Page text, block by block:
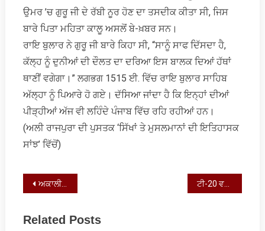
ਉਮਰ ’ਚ ਗੁਰੂ ਜੀ ਦੇ ਰੱਬੀ ਨੂਰ ਹੋਣ ਦਾ ਤਸਦੀਕ ਕੀਤਾ ਸੀ, ਜਿਸ
ਬਾਰੇ ਪਿਤਾ ਮਹਿਤਾ ਕਾਲੂ ਅਸਲੋਂ ਬੇ-ਖ਼ਬਰ ਸਨ।
ਰਾਇ ਬੁਲਾਰ ਨੇ ਗੁਰੂ ਜੀ ਬਾਰੇ ਕਿਹਾ ਸੀ, “ਸਾਨੂੰ ਸਾਫ ਦਿੱਸਦਾ ਹੈ,
ਕੱਲ੍ਹ ਨੂੰ ਦੁਨੀਆਂ ਦੀ ਦੌਲਤ ਦਾ ਦਰਿਆ ਇਸ ਬਾਲਕ ਦਿਆਂ ਹੱਥਾਂ
ਥਾਣੀਂ ਵਗੇਗਾ।” ਲਗਭਗ 1515 ਈ. ਵਿੱਚ ਰਾਇ ਬੁਲਾਰ ਸਾਹਿਬ
ਅੱਲ੍ਹਾ ਨੂੰ ਪਿਆਰੇ ਹੋ ਗਏ। ਦੱਸਿਆ ਜਾਂਦਾ ਹੈ ਕਿ ਇਨ੍ਹਾਂ ਦੀਆਂ
ਪੀੜ੍ਹੀਆਂ ਅੱਜ ਵੀ ਲਹਿੰਦੇ ਪੰਜਾਬ ਵਿੱਚ ਰਹਿ ਰਹੀਆਂ ਹਨ।
(ਅਲੀ ਰਾਜਪੁਰਾ ਦੀ ਪੁਸਤਕ ‘ਸਿੱਖਾਂ ਤੇ ਮੁਸਲਮਾਨਾਂ ਦੀ ਇਤਿਹਾਸਕ
ਸਾਂਝ’ ਵਿੱਚੋਂ)
Post
ਅਕਾਲੀ ਦਲ ਦਾ ਪੰਥਕ ਮੁਹਾਂਦਰਾ ਵਿਗਾੜਨ ਵਾਲਿਆਂ ਦੀ ਮੁਹਿੰਮ ਟੀ-20 ਵਰਲਡ ਕੱਪ: ਤਜ਼ਰਬੇ ਨੇ ਦਿੱਤਾ ਹਿੰਦੋਸਤਾਨੀ ਟੀਮ ਦੇ ਹੱਥ ‘ਜਿੱਤ ਦਾ ਲੱਡੂ’
Related Posts